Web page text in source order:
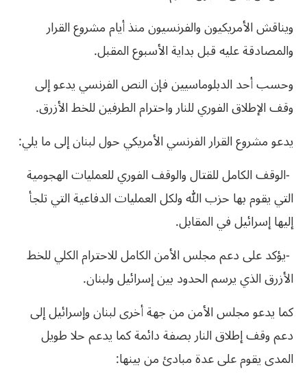
‬والمصادقة‮ ‬عليه‮ ‬قبل‮ ‬بداية‮ ‬الأسبوع‮ ‬المقبل‭.‬‮ ‬
وحسب‮ ‬أحد‮ ‬الدبلوماسيين‮ ‬فإن‮ ‬النص‮ ‬الفرنسي‮ ‬يدعو‮ ‬إلى‮
‬وقف‮ ‬الإطلاق‮ ‬الفوري‮ ‬للنار‮ ‬واحترام‮ ‬الطرفين‮ ‬للخط‮ ‬الأزرق‮.‬
يدعو‮ ‬مشروع‮ ‬القرار‮ ‬الفرنسي‮ ‬الأمريكي‮ ‬حول‮ ‬لبنان‮ ‬إلى‮ ‬ما‮ ‬يلي‮: ‬
‬إليها‮ ‬إسرائيل‮ ‬في‮ ‬المقابل‮.‬
‬الأزرق‮ ‬الذي‮ ‬يرسم‮ ‬الحدود‮ ‬بين‮ ‬إسرائيل‮ ‬ولبنان‮.‬
كما‮ ‬يدعو‮ ‬مجلس‮ ‬الأمن‮ ‬من‮ ‬جهة‮ ‬أخرى‮ ‬لبنان‮ ‬وإسرائيل‮ ‬إلى‮
‬دعم‮ ‬وقف‮ ‬إطلاق‮ ‬النار‮ ‬بصفة‮ ‬دائمة‮ ‬كما‮ ‬يدعم‮ ‬حلا‮ ‬طويل‮
‬المدى‮ ‬يقوم‮ ‬على‮ ‬عدة‮ ‬مبادئ‮ ‬من‮ ‬بينها‮:‬